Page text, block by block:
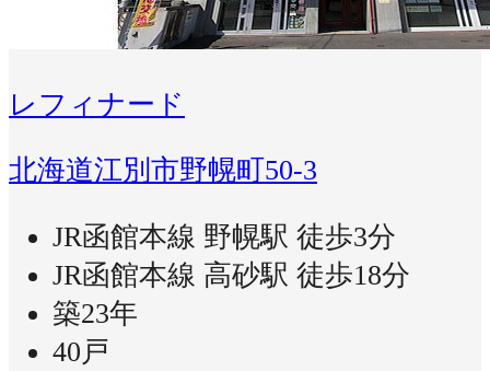
レフィナード
北海道江別市野幌町50-3
JR函館本線 野幌駅 徒歩3分
JR函館本線 高砂駅 徒歩18分
築23年
40戸